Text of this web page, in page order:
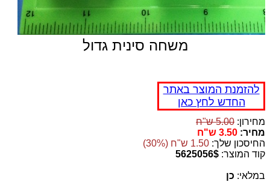
משחה סינית גדול
להזמנת המוצר באתר
החדש לחץ כאן
מחירון: 5.00 ש"ח
מחיר: 3.50 ש"ח
החיסכון שלך: 1.50 ש"ח (30%)
קוד המוצר: 5625056$
במלאי: כן